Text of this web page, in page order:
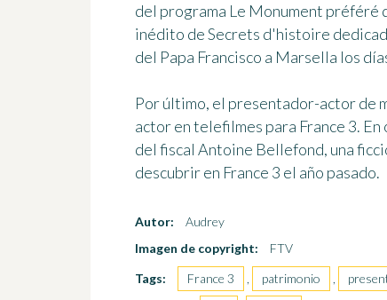
del programa Le Monument préféré
inédito de Secrets d'histoire
del Papa Francisco a Marsella los
Por último, el presentador-actor de
actor en telefilmes para France 3.
del fiscal Antoine Bellefond, una
descubrir en France 3 el año pasado.
Autor:
Audrey
Imagen de copyright:
FTV
Tags:
France 3 , patrimonio ,